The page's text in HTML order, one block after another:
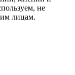
не
лицам.